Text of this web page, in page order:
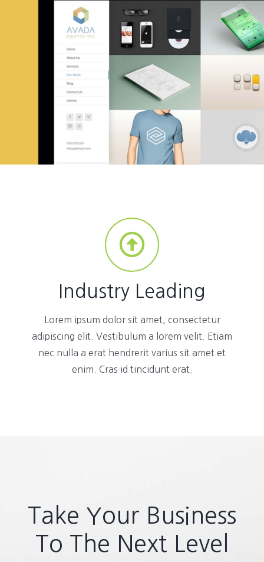
Industry Leading
Lorem ipsum dolor sit amet, consectetur
adipiscing elit. Vestibulum a lorem velit. Etiam
nec nulla a erat hendrerit varius sit amet et
enim. Cras id tincidunt erat.
Take Your Business
To The Next Level